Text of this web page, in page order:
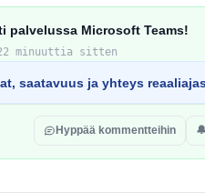
palvelussa Microsoft Teams!
minuuttia sitten
saatavuus ja yhteys
Hyppää kommentteihin